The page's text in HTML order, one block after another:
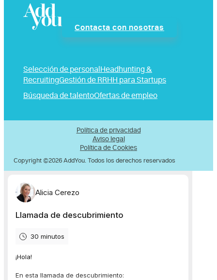
Contacta con nosotras
Selección de personal Headhunting &
RecruitingGestión de RRHH para Startups
Búsqueda de talentoOfertas de empleo
Política de privacidad
Aviso legal
Política de Cookies
Copyright ©2026 AddYou. Todos los derechos reservados